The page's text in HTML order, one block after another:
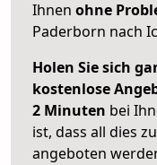
Ihnen ohne
Paderborn nach
Holen Sie sich
kostenlose
2 Minuten bei
ist, dass all dies
angeboten